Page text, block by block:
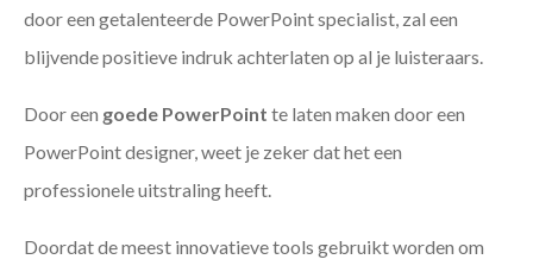
door een getalenteerde PowerPoint specialist, zal een
blijvende positieve indruk achterlaten op al je luisteraars.
Door een goede PowerPoint te laten maken door een
PowerPoint designer, weet je zeker dat het een
professionele uitstraling heeft.
Doordat de meest innovatieve tools gebruikt worden om